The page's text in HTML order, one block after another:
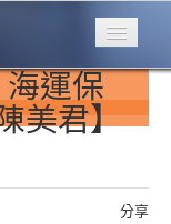
運保
美君】
分享